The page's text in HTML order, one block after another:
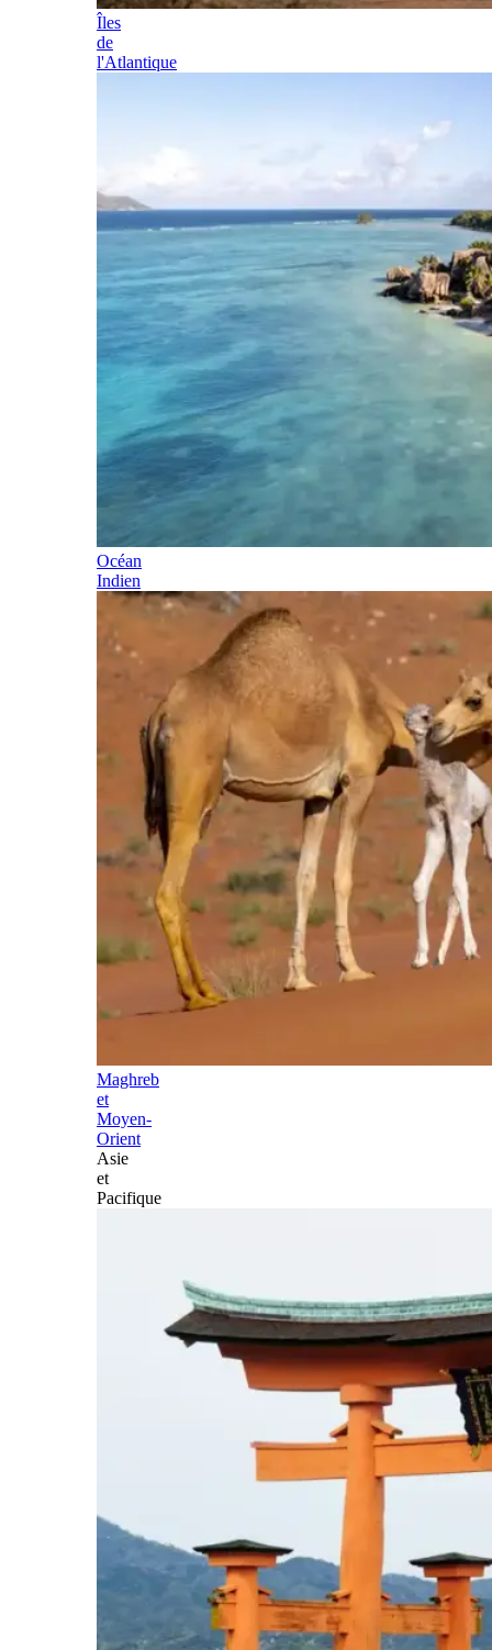
Îles
de
l'Atlantique
Océan
Indien
Maghreb
et
Moyen-
Orient
Asie
et
Pacifique